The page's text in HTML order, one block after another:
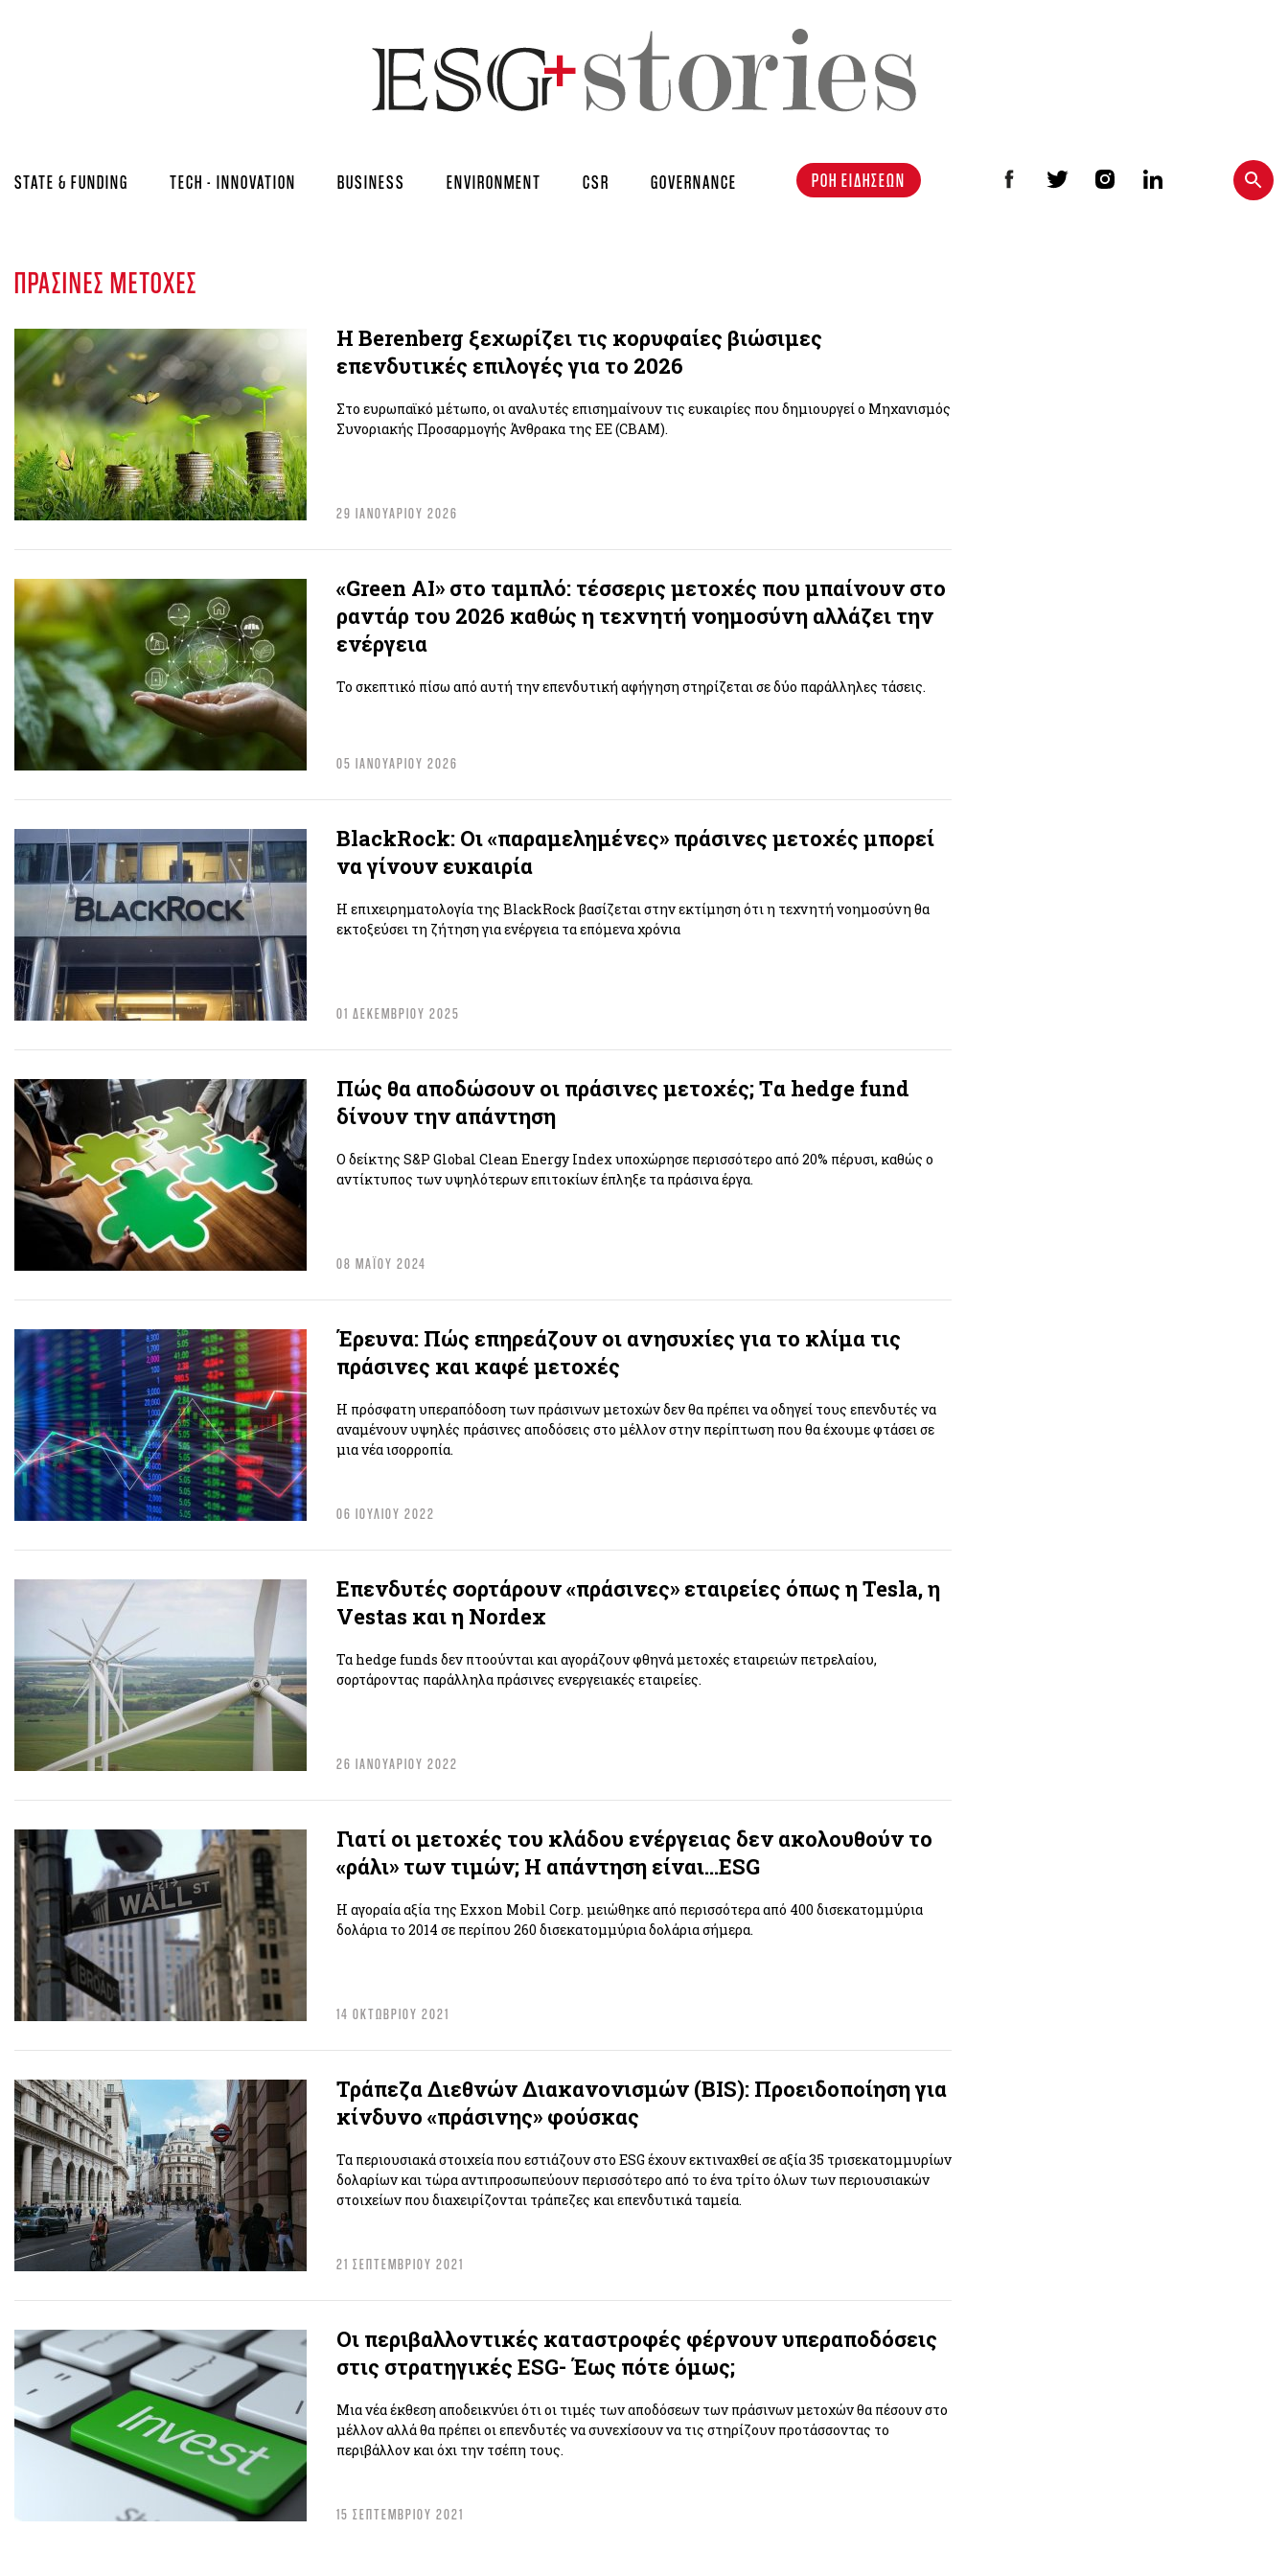
STATE & FUNDING TECH - INNOVATION BUSINESS ENVIRONMENT CSR GOVERNANCE ΡΟΗ ΕΙΔΗΣΕΩΝ
ΠΡΆΣΙΝΕΣ ΜΕΤΟΧΈΣ
Η Berenberg ξεχωρίζει τις κορυφαίες βιώσιμες
επενδυτικές επιλογές για το 2026
Στο ευρωπαϊκό μέτωπο, οι αναλυτές επισημαίνουν τις ευκαιρίες που δημιουργεί ο Μηχανισμός
Συνοριακής Προσαρμογής Άνθρακα της ΕΕ (CBAM).
29 ΙΑΝΟΥΑΡΙΟΥ 2026
«Green AI» στο ταμπλό: τέσσερις μετοχές που μπαίνουν στο
ραντάρ του 2026 καθώς η τεχνητή νοημοσύνη αλλάζει την
ενέργεια
Το σκεπτικό πίσω από αυτή την επενδυτική αφήγηση στηρίζεται σε δύο παράλληλες τάσεις.
05 ΙΑΝΟΥΑΡΙΟΥ 2026
BlackRock: Οι «παραμελημένες» πράσινες μετοχές μπορεί
να γίνουν ευκαιρία
Η επιχειρηματολογία της BlackRock βασίζεται στην εκτίμηση ότι η τεχνητή νοημοσύνη θα
εκτοξεύσει τη ζήτηση για ενέργεια τα επόμενα χρόνια
01 ΔΕΚΕΜΒΡΙΟΥ 2025
Πώς θα αποδώσουν οι πράσινες μετοχές; Tα hedge fund
δίνουν την απάντηση
O δείκτης S&P Global Clean Energy Index υποχώρησε περισσότερο από 20% πέρυσι, καθώς ο
αντίκτυπος των υψηλότερων επιτοκίων έπληξε τα πράσινα έργα.
08 ΜΑΪΟΥ 2024
Έρευνα: Πώς επηρεάζουν οι ανησυχίες για το κλίμα τις
πράσινες και καφέ μετοχές
Η πρόσφατη υπεραπόδοση των πράσινων μετοχών δεν θα πρέπει να οδηγεί τους επενδυτές να
αναμένουν υψηλές πράσινες αποδόσεις στο μέλλον στην περίπτωση που θα έχουμε φτάσει σε
μια νέα ισορροπία.
06 ΙΟΥΛΙΟΥ 2022
Επενδυτές σορτάρουν «πράσινες» εταιρείες όπως η Tesla, η
Vestas και η Nordex
Τα hedge funds δεν πτοούνται και αγοράζουν φθηνά μετοχές εταιρειών πετρελαίου,
σορτάροντας παράλληλα πράσινες ενεργειακές εταιρείες.
26 ΙΑΝΟΥΑΡΙΟΥ 2022
Γιατί οι μετοχές του κλάδου ενέργειας δεν ακολουθούν το
«ράλι» των τιμών; Η απάντηση είναι...ESG
Η αγοραία αξία της Exxon Mobil Corp. μειώθηκε από περισσότερα από 400 δισεκατομμύρια
δολάρια το 2014 σε περίπου 260 δισεκατομμύρια δολάρια σήμερα.
14 ΟΚΤΩΒΡΙΟΥ 2021
Τράπεζα Διεθνών Διακανονισμών (BIS): Προειδοποίηση για
κίνδυνο «πράσινης» φούσκας
Τα περιουσιακά στοιχεία που εστιάζουν στο ESG έχουν εκτιναχθεί σε αξία 35 τρισεκατομμυρίων
δολαρίων και τώρα αντιπροσωπεύουν περισσότερο από το ένα τρίτο όλων των περιουσιακών
στοιχείων που διαχειρίζονται τράπεζες και επενδυτικά ταμεία.
21 ΣΕΠΤΕΜΒΡΙΟΥ 2021
Οι περιβαλλοντικές καταστροφές φέρνουν υπεραποδόσεις
στις στρατηγικές ESG- Έως πότε όμως;
Μια νέα έκθεση αποδεικνύει ότι οι τιμές των αποδόσεων των πράσινων μετοχών θα πέσουν στο
μέλλον αλλά θα πρέπει οι επενδυτές να συνεχίσουν να τις στηρίζουν προτάσσοντας το
περιβάλλον και όχι την τσέπη τους.
15 ΣΕΠΤΕΜΒΡΙΟΥ 2021